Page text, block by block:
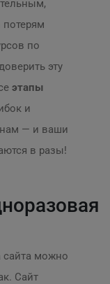
по
эту
этапы
и
нам — и ваши
в разы!
сайта можно
Сайт